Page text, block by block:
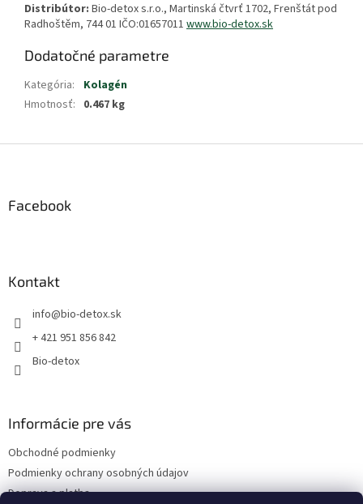
Distribútor: Bio-detox s.r.o., Martinská čtvrť 1702, Frenštát pod
Radhoštěm, 744 01 IČO:01657011 www.bio-detox.sk
Dodatočné parametre
Kategória:
Kolagén
Hmotnosť: 0.467 kg
Facebook
Kontakt
info@bio-detox.sk
+ 421 951 856 842
Bio-detox
Informácie pre vás
Obchodné podmienky
Podmienky ochrany osobných údajov
Doprava a platba